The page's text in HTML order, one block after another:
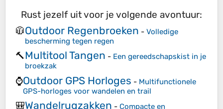
Rust jezelf uit voor je volgende avontuur:
🧥Outdoor Regenbroeken - Volledige
bescherming tegen regen
🔨Multitool Tangen - Een gereedschapskist in je
broekzak
⌚Outdoor GPS Horloges - Multifunctionele
GPS-horloges voor wandelen en trail
🎒Wandelrugzakken - Compacte en